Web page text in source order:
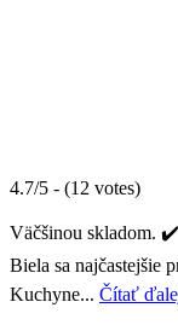
4.7/5 - (12 votes)
Väčšinou skladom.
Biela sa najčastejšie
Kuchyne... Čítať